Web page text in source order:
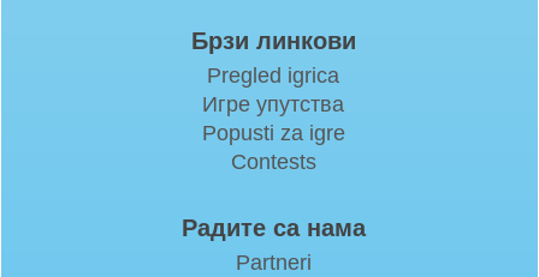
Брзи линкови
Pregled igrica
Игре упутства
Popusti za igre
Contests
Радите са нама
Partneri